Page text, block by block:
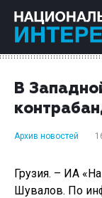
В
Архив новостей
Грузия. – ИА
Шувалов. По